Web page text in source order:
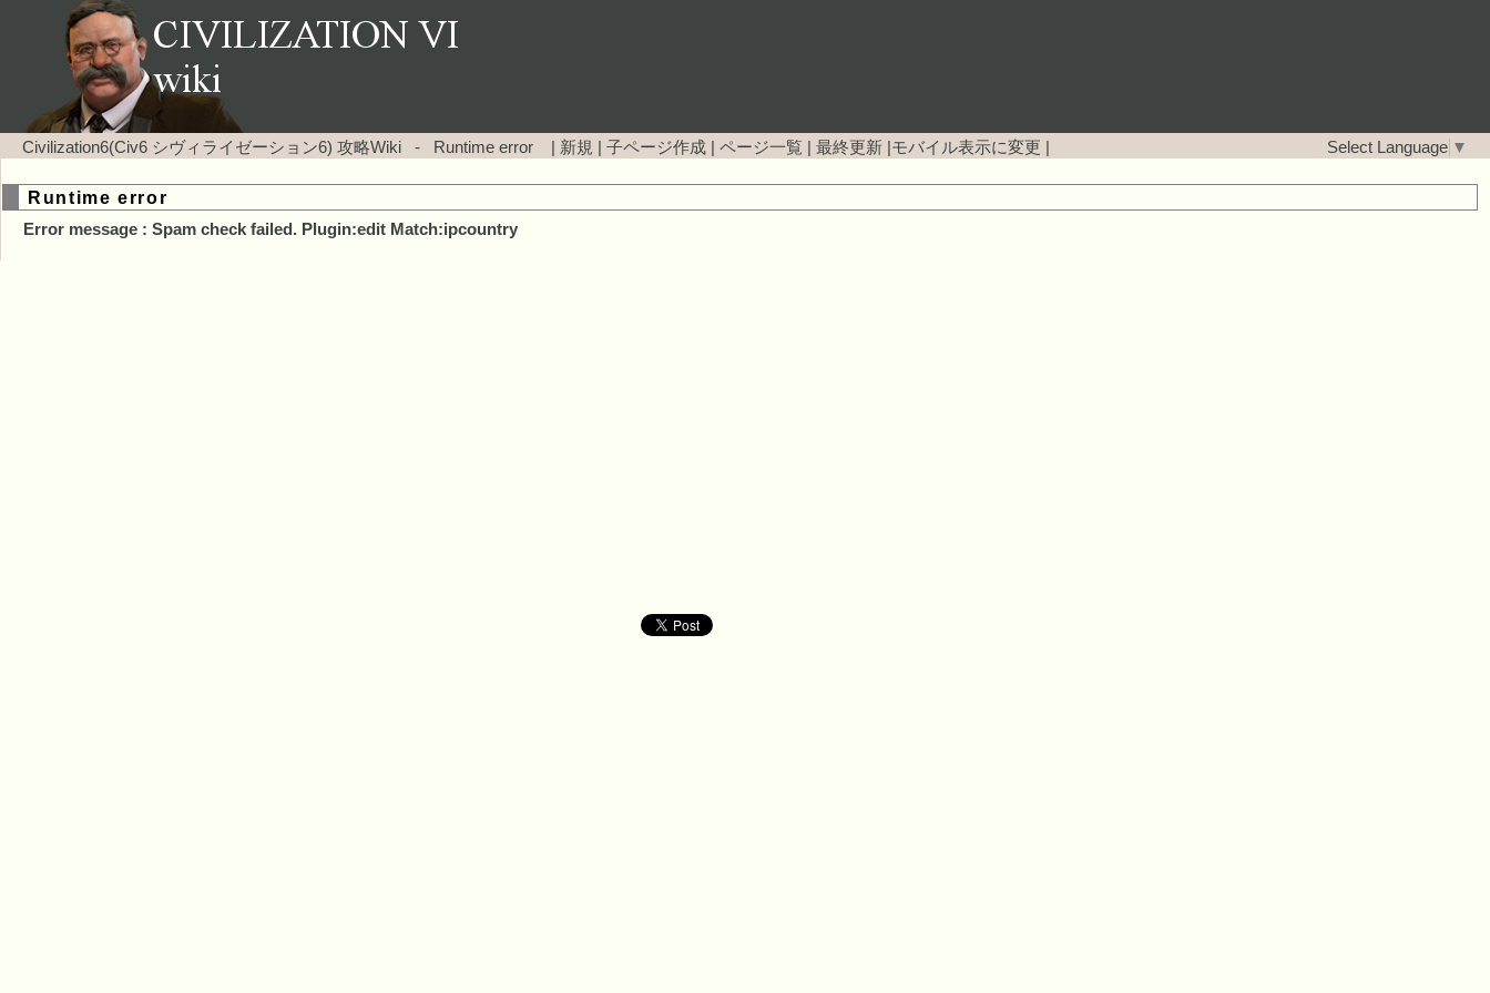
Civilization6(Civ6 シヴィライゼーション6) 攻略Wiki - Runtime error | 新規 子ページ作成 ページ一覧 最終更新 モバイル表示に変更 Select Language ▼
Runtime error
Error message : Spam check failed. Plugin:edit Match:ipcountry